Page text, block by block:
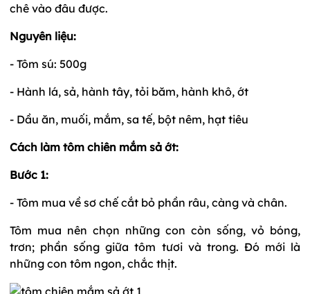
chê vào đâu được.
Nguyên liệu:
- Tôm sú: 500g
- Hành lá, sả, hành tây, tỏi băm, hành khô, ớt
- Dầu ăn, muối, mắm, sa tế, bột nêm, hạt tiêu
Cách làm tôm chiên mắm sả ớt:
Bước 1:
- Tôm mua về sơ chế cắt bỏ phần râu, càng và chân.
Tôm mua nên chọn những con còn sống, vỏ bóng,
trơn; phần sống giữa tôm tươi và trong. Đó mới là
những con tôm ngon, chắc thịt.